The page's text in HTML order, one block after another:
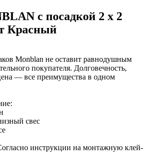
с посадкой 2 х 2
Красный
Monblan не оставит равнодушным
покупателя. Долговечность,
— все преимущества в одном
свес
инструкции на монтажную клей-